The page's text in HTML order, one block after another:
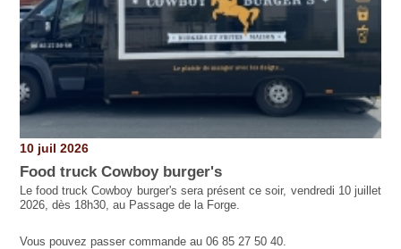
10 juil 2026
Food truck Cowboy burger's
Le food truck Cowboy burger's sera présent ce soir, vendredi 10 juillet
2026, dès 18h30, au Passage de la Forge.
Vous pouvez passer commande au 06 85 27 50 40.